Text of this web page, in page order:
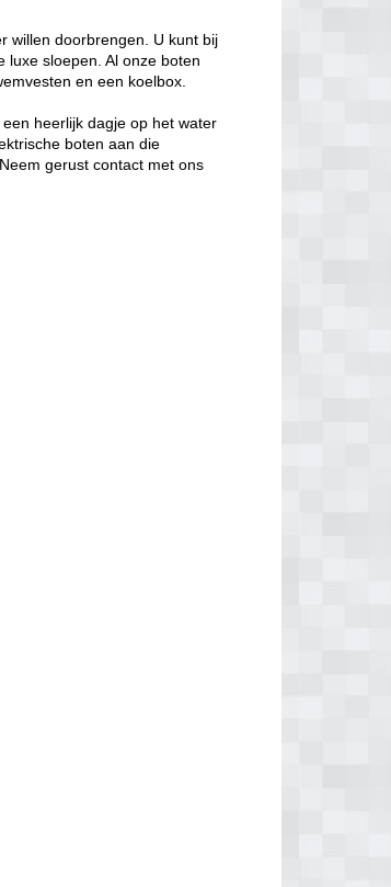
willen doorbrengen. U kunt bij
luxe sloepen. Al onze boten
en een koelbox.
heerlijk dagje op het water
boten aan die
gerust contact met ons